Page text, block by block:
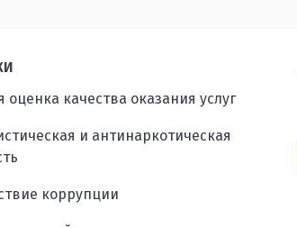
оценка качества оказания услуг
и антинаркотическая
коррупции